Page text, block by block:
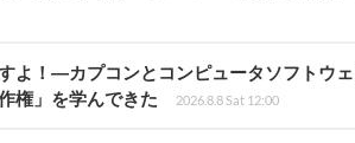
よ！―カプコンとコンピュータソフトウ
権」を学んできた
2026.8.8 Sat 12:00